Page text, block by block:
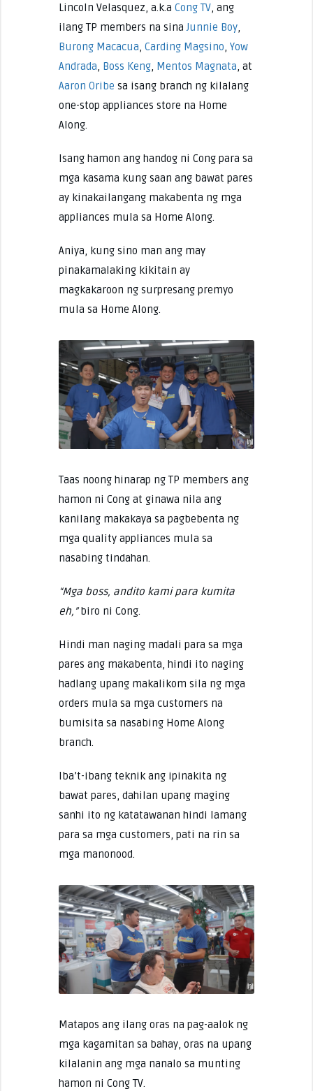
Lincoln Velasquez, a.k.a Cong TV, ang
ilang TP members na sinaJunnie Boy,
Burong Macacua, Carding Magsino, Yow
Andrada, Boss Keng, Mentos Magnata, at
Aaron Oribe sa isang branch ng kilalang
one-stop appliances store na Home
Along.
Isang hamon ang handog ni Cong para sa
mga kasama kung saan ang bawat pares
ay kinakailangang makabenta ng mga
appliances mula sa Home Along.
Aniya, kung sino man ang may
pinakamalaking kikitain ay
magkakaroon ng surpresang premyo
mula sa Home Along.
Taas noong hinarap ng TP members ang
hamon ni Cong at ginawa nila ang
kanilang makakaya sa pagbebenta ng
mga quality appliances mula sa
nasabing tindahan.
“Mga boss, andito kami para kumita
eh,”biro ni Cong.
Hindi man naging madali para sa mga
pares ang makabenta, hindi ito naging
hadlang upang makalikom sila ng mga
orders mula sa mga customers na
bumisita sa nasabing Home Along
branch.
Iba’t-ibang teknik ang ipinakita ng
bawat pares, dahilan upang maging
sanhi ito ng katatawanan hindi lamang
para sa mga customers, pati na rin sa
mga manonood.
Matapos ang ilang oras na pag-aalok ng
mga kagamitan sa bahay, oras na upang
kilalanin ang mga nanalo sa munting
hamon ni Cong TV.